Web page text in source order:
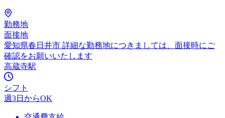
勤務地
面接地
愛知県春日井市 詳細な勤務地につきましては、面接時にご
確認をお願いいたします
高蔵寺駅
シフト
週3日からOK